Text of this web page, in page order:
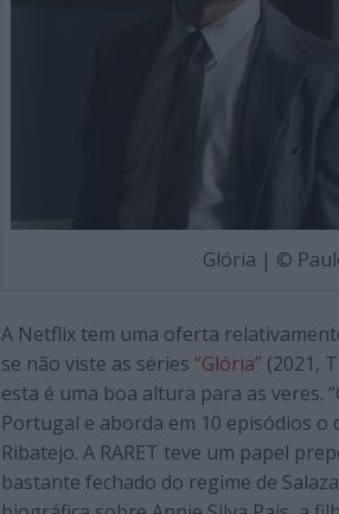
Glória | ©
A Netflix tem uma oferta
se não viste as séries “Glória” (2021,
esta é uma boa altura para as veres.
Portugal e aborda em 10 episódios o
Ribatejo. A RARET teve um papel
bastante fechado do regime de